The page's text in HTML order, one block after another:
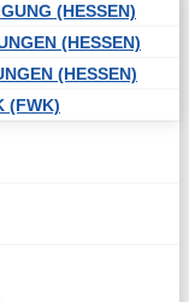
(HESSEN)
(HESSEN)
(HESSEN)
(FWK)